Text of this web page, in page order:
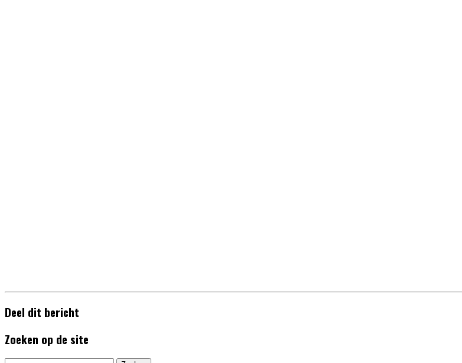
Deel dit bericht
Zoeken op de site